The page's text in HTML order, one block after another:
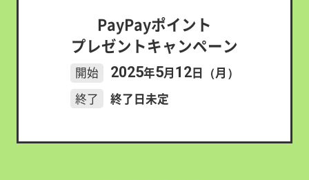
PayPayポイント
プレゼントキャンペーン
開始 2025年5月12日（月）
終了
終了日未定